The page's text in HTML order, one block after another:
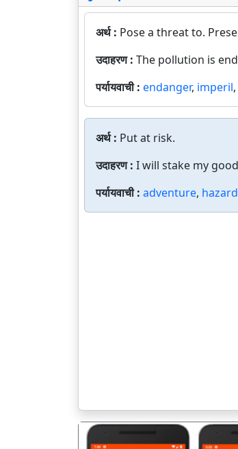
अर्थ : Pose a threat to.
उदाहरण : The pollution is
पर्यायवाची : endanger, imperil,
अर्थ : Put at risk.
उदाहरण : I will stake my
पर्यायवाची : adventure, hazard